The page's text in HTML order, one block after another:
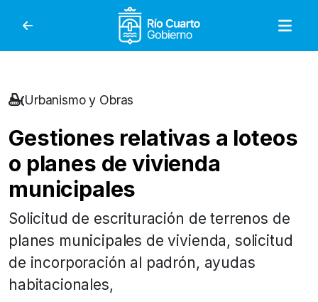
Gobierno de Río
Urbanismo y Obras
Gestiones relativas a loteos
o planes de vivienda
municipales
Solicitud de escrituración de terrenos de
planes municipales de vivienda, solicitud
de incorporación al padrón, ayudas
habitacionales,